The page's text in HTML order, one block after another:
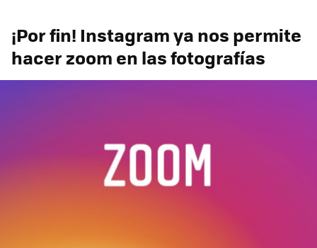
¡Por fin! Instagram ya nos permite
hacer zoom en las fotografías